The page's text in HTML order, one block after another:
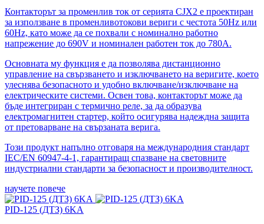
Контакторът за променлив ток от серията CJX2 е проектиран
за използване в променливотокови вериги с честота 50Hz или
60Hz, като може да се похвали с номинално работно
напрежение до 690V и номинален работен ток до 780A.
Основната му функция е да позволява дистанционно
управление на свързването и изключването на веригите, което
улеснява безопасното и удобно включване/изключване на
електрическите системи. Освен това, контакторът може да
бъде интегриран с термично реле, за да образува
електромагнитен стартер, който осигурява надеждна защита
от претоварване на свързаната верига.
Този продукт напълно отговаря на международния стандарт
IEC/EN 60947-4-1, гарантиращ спазване на световните
индустриални стандарти за безопасност и производителност.
научете повече
PID-125 (ДТЗ) 6KA